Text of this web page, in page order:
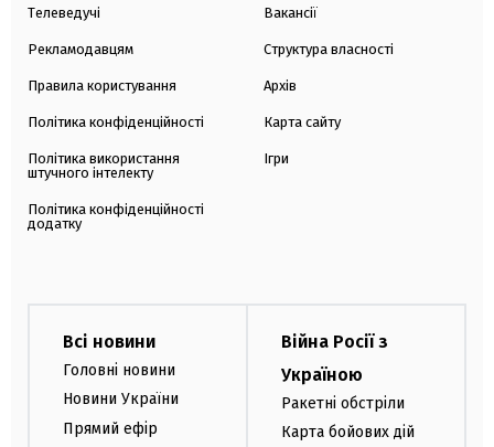
Телеведучі
Рекламодавцям
Правила користування
Політика конфіденційності
Політика використання
штучного інтелекту
Політика конфіденційності
додатку
Вакансії
Структура власності
Архів
Карта сайту
Ігри
Всі новини
Головні новини
Новини України
Прямий ефір
Війна Росії з
Україною
Ракетні обстріли
Карта бойових дій